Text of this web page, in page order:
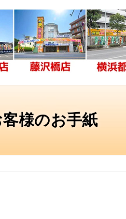
客様のお手紙